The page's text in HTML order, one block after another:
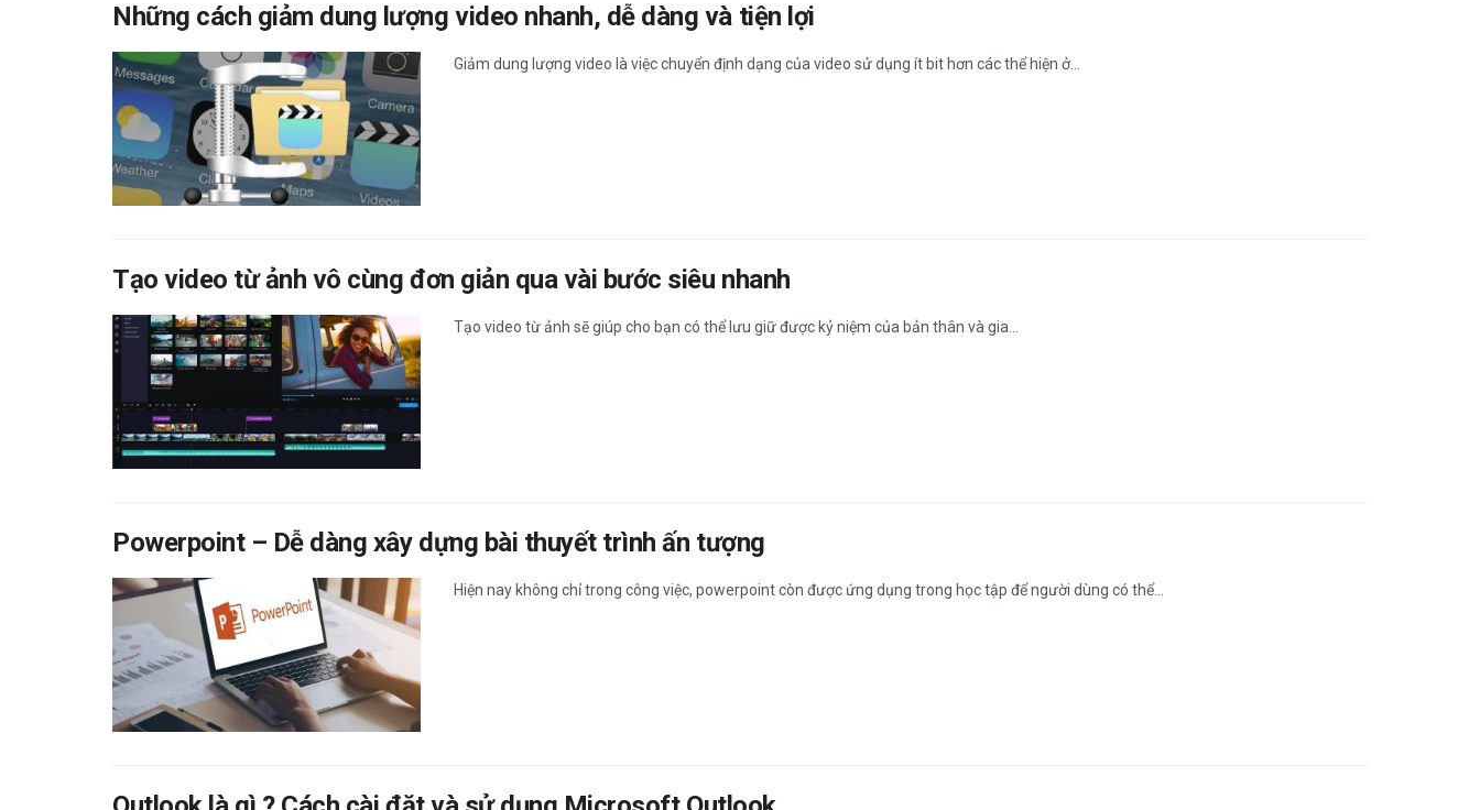
Những cách giảm dung lượng video nhanh, dễ dàng và tiện lợi
Giảm dung lượng video là việc chuyển định dạng của video sử dụng ít bit hơn các thể hiện ở...
Tạo video từ ảnh vô cùng đơn giản qua vài bước siêu nhanh
Tạo video từ ảnh sẽ giúp cho bạn có thể lưu giữ được kỷ niệm của bản thân và gia...
Powerpoint – Dễ dàng xây dựng bài thuyết trình ấn tượng
Hiện nay không chỉ trong công việc, powerpoint còn được ứng dụng trong học tập để người dùng có thể...